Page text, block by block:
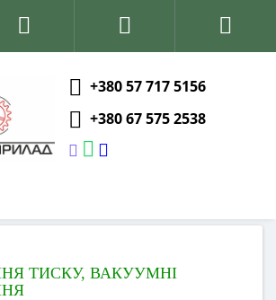
+380 57 717 5156
+380 67 575 2538
ТИСКУ, ВАКУУМНІ